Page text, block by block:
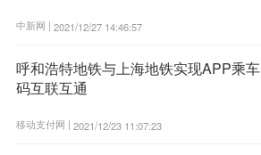
中新网 | 2021/12/27 14:46:57
呼和浩特地铁与上海地铁实现APP乘车
码互联互通
移动支付网 | 2021/12/23 11:07:23